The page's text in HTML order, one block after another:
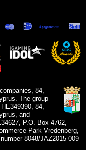
84,
The group
84,
and
P.O. Box 4762,
Park Vredenberg,
8048/JAZ2015-009